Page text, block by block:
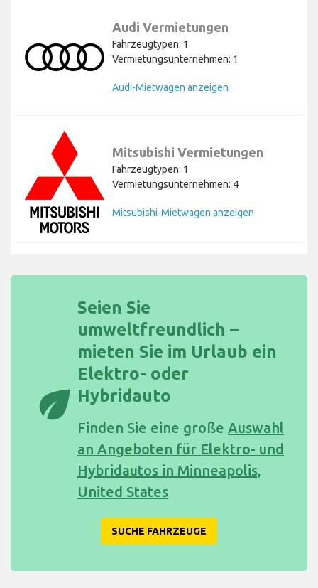
Audi Vermietungen
Fahrzeugtypen: 1
Vermietungsunternehmen: 1
Audi-Mietwagen anzeigen
Mitsubishi Vermietungen
Fahrzeugtypen: 1
Vermietungsunternehmen: 4
Mitsubishi-Mietwagen anzeigen
eco
Seien Sie
umweltfreundlich –
mieten Sie im Urlaub ein
Elektro- oder
Hybridauto
Finden Sie eine große Auswahl
an Angeboten für Elektro- und
Hybridautos in Minneapolis,
United States
SUCHE FAHRZEUGE